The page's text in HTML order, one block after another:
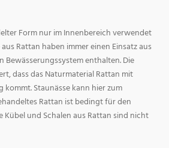
Form nur im Innenbereich verwendet
Rattan haben immer einen Einsatz aus
Bewässerungssystem enthalten. Die
dass das Naturmaterial Rattan mit
Staunässe kann hier zum
Rattan ist bedingt für den
Kübel und Schalen aus Rattan sind nicht